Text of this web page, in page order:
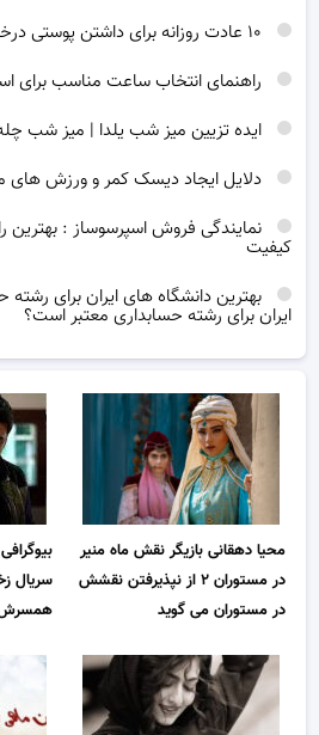
راهنمای انتخاب ساعت مناسب برای
ایده تزیین میز شب یلدا | میز شب
دلایل ایجاد دیسک کمر و ورزش های
نمایندگی فروش اسپرسوساز : بهترین
کیفیت
بهترین دانشگاه های ایران برای
ایران برای رشته حسابداری معتبر است؟
محیا دهقانی بازیگر نقش ماه منیر
در مستوران ۲ از نپذیرفتن نقشش
در مستوران می گوید